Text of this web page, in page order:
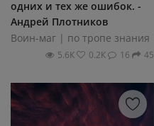
одних и тех же ошибок. -
Андрей Плотников
Воин-маг | по тропе знания
5.6К 0.2К 16 45